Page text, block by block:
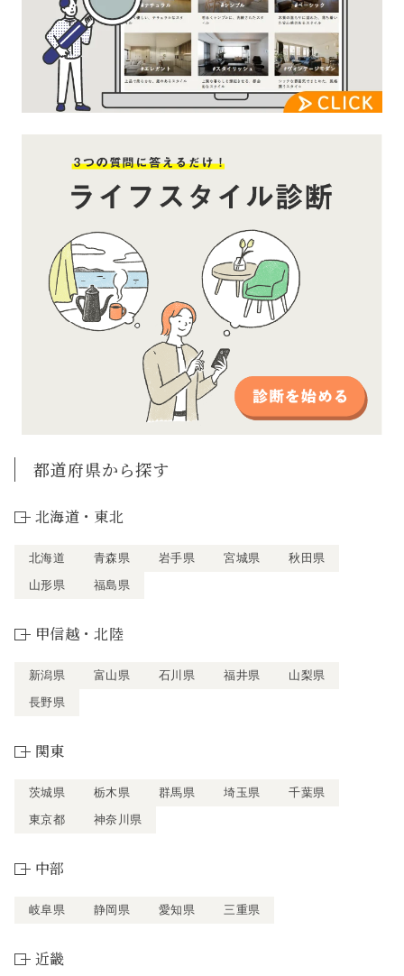
都道府県から探す
北海道・東北
北海道 青森県 岩手県 宮城県
秋田県
山形県
福島県
甲信越・北陸
新潟県 富山県 石川県 福井県
山梨県
長野県
関東
茨城県 栃木県 群馬県 埼玉県
千葉県
東京都
神奈川県
中部
岐阜県 静岡県 愛知県 三重県
近畿